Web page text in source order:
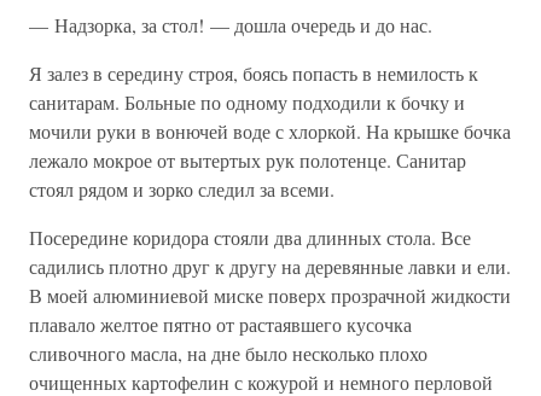
— Надзорка, за стол! — дошла очередь и до нас.
Я залез в середину строя, боясь попасть в немилость к
санитарам. Больные по одному подходили к бочку и
мочили руки в вонючей воде с хлоркой. На крышке бочка
лежало мокрое от вытертых рук полотенце. Санитар
стоял рядом и зорко следил за всеми.
Посередине коридора стояли два длинных стола. Все
садились плотно друг к другу на деревянные лавки и ели.
В моей алюминиевой миске поверх прозрачной жидкости
плавало желтое пятно от растаявшего кусочка
сливочного масла, на дне было несколько плохо
очищенных картофелин с кожурой и немного перловой